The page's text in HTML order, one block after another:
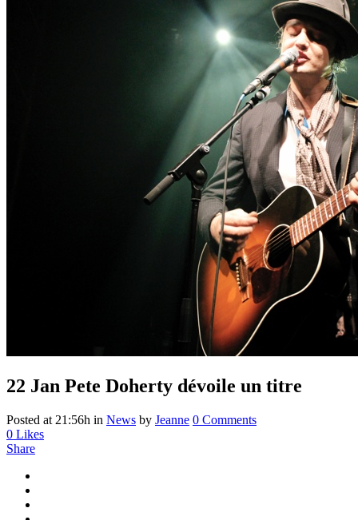
22 Jan Pete Doherty dévoile un titre
Posted at 21:56h in News by Jeanne 0 Comments
0 Likes
Share